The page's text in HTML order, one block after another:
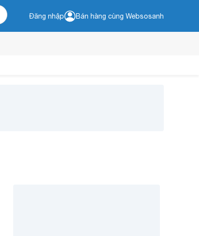
Đăng nhập Bán hàng cùng Websosanh